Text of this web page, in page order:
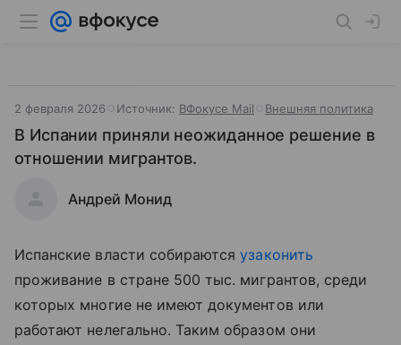
2 февраля 2026 Источник: ВФокусе Mail Внешняя политика
В Испании приняли неожиданное решение в
отношении мигрантов.
Андрей Монид
Испанские власти собираютсяузаконить
проживание в стране 500 тыс. мигрантов, среди
которых многие не имеют документов или
работают нелегально. Таким образом они